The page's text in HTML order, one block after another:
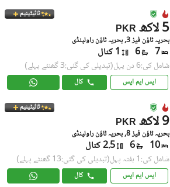
ٹائیٹینیم
PKR 5 لاکھ
بحریہ ٹاؤن فیز 3, بحریہ ٹاؤن راولپنڈی
7
6 1 کنال
شامل کی:6 دن پہل (تبدیلی کی گئی:3 گھنٹے پہلے)
ایس ایم ایس کال
ٹائیٹینیم
PKR 9 لاکھ
بحریہ ٹاؤن فیز 8, بحریہ ٹاؤن راولپنڈی
10
6 2.5 کنال
شامل کی:1 ہفتہ پہل (تبدیلی کی گئی:13 گھنٹے پہلے)
ایس ایم ایس کال